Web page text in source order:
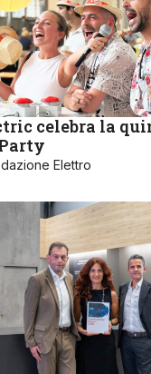
celebra la
Elettro